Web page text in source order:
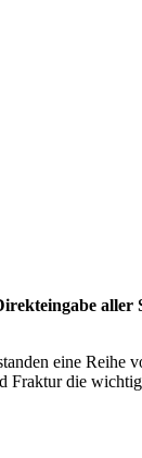
aller
eine Reihe
die